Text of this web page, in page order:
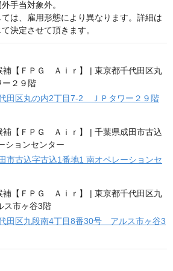
手当対象外。
は、雇用形態により異なります。詳細は
決定させて頂きます。
田区丸の内2丁目7-2 ＪＰタワー２９階
市古込字古込1番地1 南オペレーションセ
田区九段南4丁目8番30号 アルス市ヶ谷3